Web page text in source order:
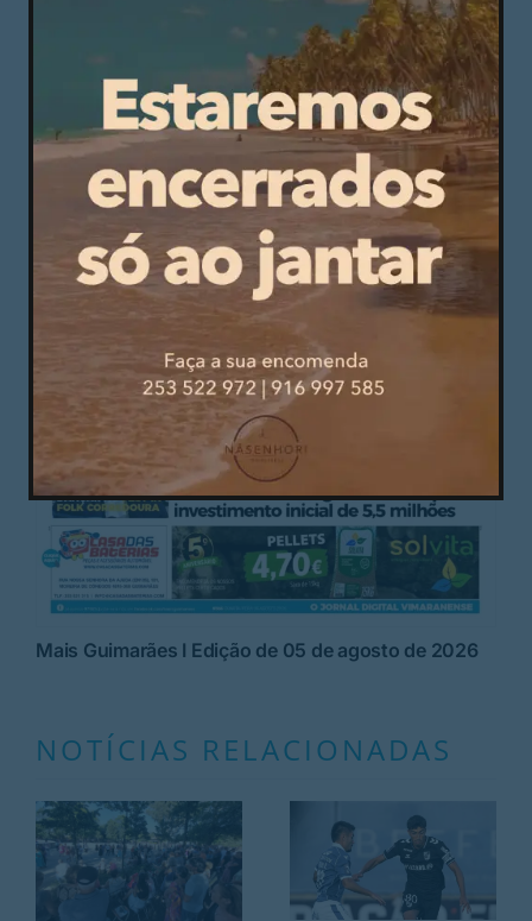
Mais Guimarães I Edição de 05 de agosto de 2026
NOTÍCIAS RELACIONADAS